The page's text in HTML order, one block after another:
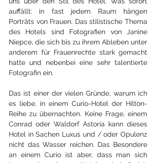
auffällt: in fast jedem Raum hängen
Porträts von Frauen. Das stilistische Thema
des Hotels sind Fotografien von Janine
Niepce, die sich bis zu ihrem Ableben unter
anderem für Frauenrechte stark gemacht
hatte und nebenbei eine sehr talentierte
Fotografin ein.
Das ist einer der vielen Gründe, warum ich
es liebe, in einem Curio-Hotel der Hilton-
Reihe zu übernachten. Keine Frage, einem
Conrad oder Waldorf Astoria kann dieses
Hotel in Sachen Luxus und / oder Opulenz
nicht das Wasser reichen. Das Besondere
an einem Curio ist aber, dass man sich